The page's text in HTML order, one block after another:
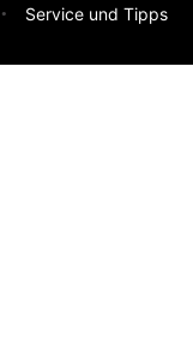
Service und Tipps